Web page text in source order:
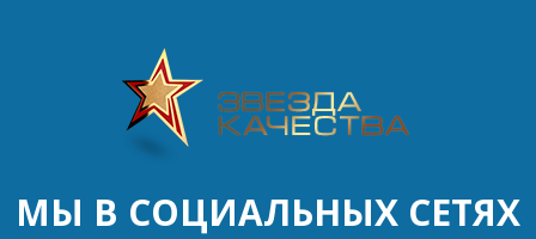
МЫ В СОЦИАЛЬНЫХ СЕТЯХ